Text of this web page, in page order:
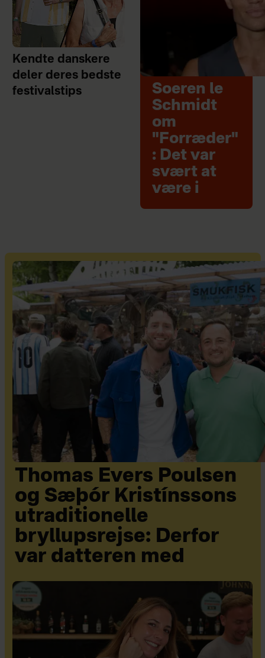
Kendte danskere
deler deres bedste
festivalstips
Soeren le
Schmidt
om
"Forræder"
: Det var
svært at
være i
Thomas Evers Poulsen
og Sæþór Kristínssons
utraditionelle
bryllupsrejse: Derfor
var datteren med